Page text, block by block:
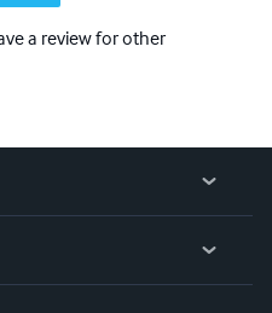
a review for other